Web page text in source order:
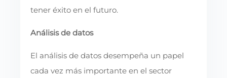
tener éxito en el futuro.
Análisis de datos
El análisis de datos desempeña un papel
cada vez más importante en el sector